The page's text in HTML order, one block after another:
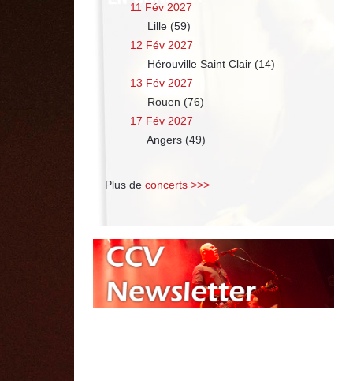
11 Fév 2027
Lille (59)
12 Fév 2027
Hérouville Saint Clair (14)
13 Fév 2027
Rouen (76)
17 Fév 2027
Angers (49)
Plus de concerts >>>